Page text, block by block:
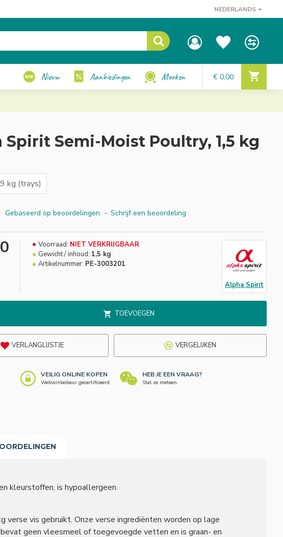
NEDERLANDS
Nieuw Aanbiedingen Merken € 0,00
9 kg (trays)
Spirit Semi-Moist Poultry, 1,5 kg
Gebaseerd op beoordelingen. - Schrijf een beoordeling
Voorraad: NIET VERKRIJGBAAR
Gewicht / inhoud: 1,5 kg
Artikelnummer: PE-3003201
Alpha Spirit
TOEVOEGEN
VERLANGLIJSTJE VERGELIJKEN
VEILIG ONLINE KOPEN
Webwinkelkeur gecertificeerd
HEB JE EEN VRAAG?
Stel ze meteen.
kleurstoffen, is hypoallergeen.
vis gebruikt. Onze verse ingrediënten worden op lage
geen vleesmeel of toegevoegde vetten en is graan- en